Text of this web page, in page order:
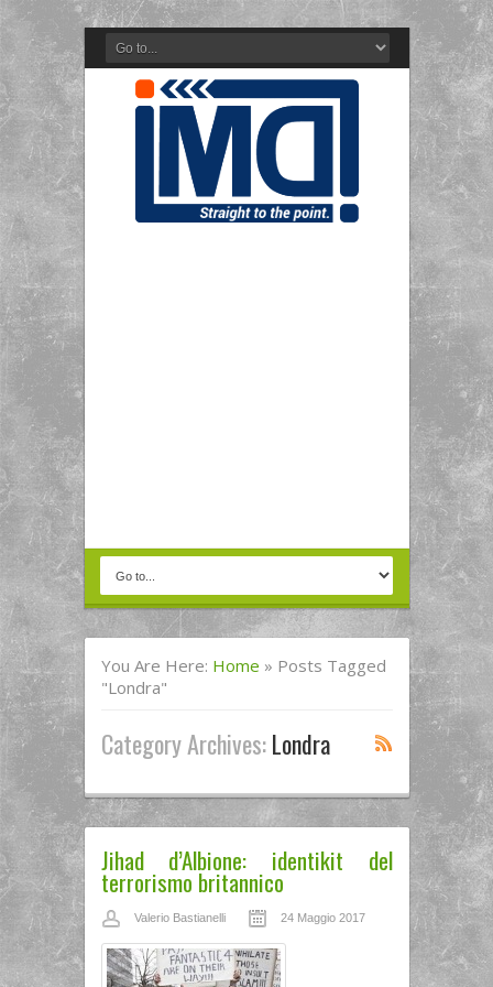
You Are Here: Home » Posts Tagged
"Londra"
Category Archives:Londra
Jihad d’Albione: identikit del
terrorismo britannico
Valerio Bastianelli 24 Maggio 2017